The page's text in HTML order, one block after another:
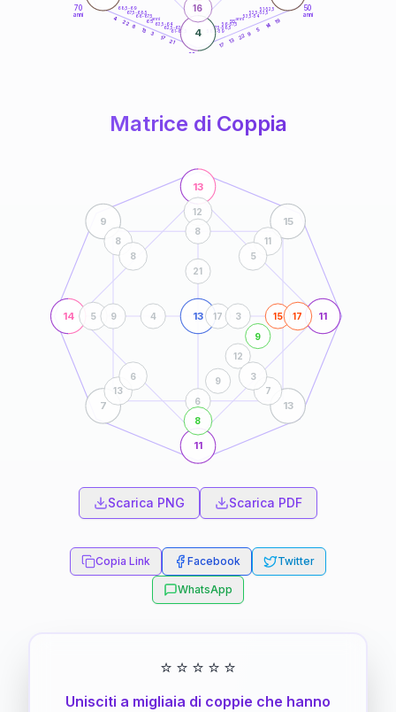
50
anni
60
70
anni
51-52,5
52,5-53,5
53,5-54
56-57,5
57,5-58,5
58,5-59
61-62,5
62,5-63,5
63,5-64
66-67,5
67,5-68,5
68,5-69
19
14
5
9
22
13
17
21
17
3
13
8
22
4
4
16
55anni
65anni
Matrice di Coppia
14
13
11
11
13
9 15
7 13
6
9
12
9
15
5
12
17
8
9
8
17 3
4
21
8
8
11
5
13
6
7
3
Scarica PNG Scarica PDF
Copia Link Facebook Twitter
WhatsApp
⭐ ⭐ ⭐ ⭐ ⭐
Unisciti a migliaia di coppie che hanno